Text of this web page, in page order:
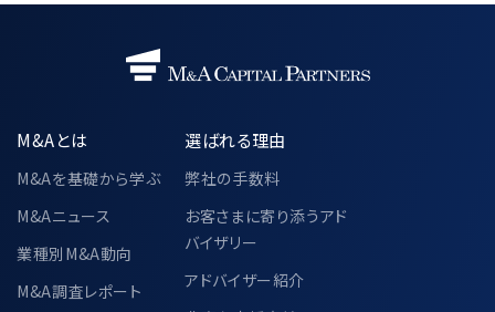
M&Aとは
M&Aを基礎から学ぶ
M&Aニュース
業種別M&A動向
M&A調査レポート
選ばれる理由
弊社の手数料
お客さまに寄り添うアド
バイザリー
アドバイザー紹介